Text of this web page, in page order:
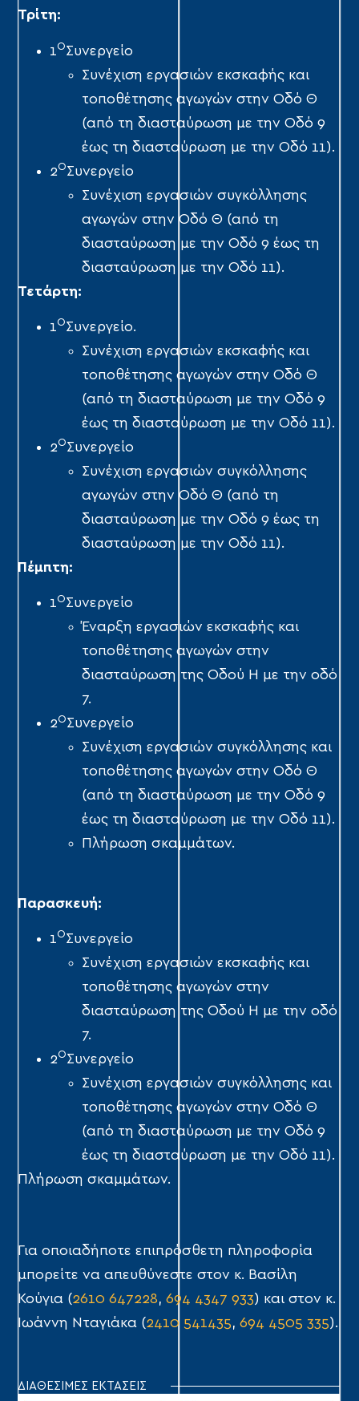
Τρίτη:
1ΟΣυνεργείο
Συνέχιση εργασιών εκσκαφής και
τοποθέτησης αγωγών στην Οδό Θ
(από τη διασταύρωση με την Οδό 9
έως τη διασταύρωση με την Οδό 11).
2ΟΣυνεργείο
Συνέχιση εργασιών συγκόλλησης
αγωγών στην Οδό Θ (από τη
διασταύρωση με την Οδό 9 έως τη
διασταύρωση με την Οδό 11).
Τετάρτη:
1ΟΣυνεργείο.
Συνέχιση εργασιών εκσκαφής και
τοποθέτησης αγωγών στην Οδό Θ
(από τη διασταύρωση με την Οδό 9
έως τη διασταύρωση με την Οδό 11).
2ΟΣυνεργείο
Συνέχιση εργασιών συγκόλλησης
αγωγών στην Οδό Θ (από τη
διασταύρωση με την Οδό 9 έως τη
διασταύρωση με την Οδό 11).
Πέμπτη:
1ΟΣυνεργείο
Έναρξη εργασιών εκσκαφής και
τοποθέτησης αγωγών στην
διασταύρωση της Οδού Η με την οδό
7.
2ΟΣυνεργείο
Συνέχιση εργασιών συγκόλλησης και
τοποθέτησης αγωγών στην Οδό Θ
(από τη διασταύρωση με την Οδό 9
έως τη διασταύρωση με την Οδό 11).
Πλήρωση σκαμμάτων.
Παρασκευή:
1ΟΣυνεργείο
Συνέχιση εργασιών εκσκαφής και
τοποθέτησης αγωγών στην
διασταύρωση της Οδού Η με την οδό
7.
2ΟΣυνεργείο
Συνέχιση εργασιών συγκόλλησης και
τοποθέτησης αγωγών στην Οδό Θ
(από τη διασταύρωση με την Οδό 9
έως τη διασταύρωση με την Οδό 11).
Πλήρωση σκαμμάτων.
Για οποιαδήποτε επιπρόσθετη πληροφορία
μπορείτε να απευθύνεστε στον κ. Βασίλη
Κούγια (2610 647228,694 4347 933) και στον κ.
Ιωάννη Νταγιάκα (2410 541435,694 4505 335).
ΔΙΑΘΕΣΙΜΕΣ ΕΚΤΑΣΕΙΣ